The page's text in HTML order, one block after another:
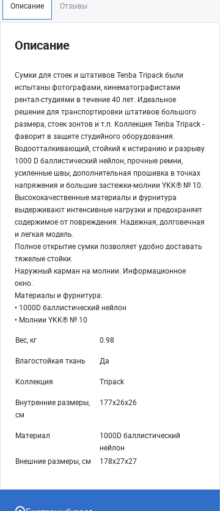
Описание Отзывы
Описание
Сумки для стоек и штативов Tenba Tripack были
испытаны фотографами, кинематографистами
рентал-студиями в течение 40 лет. Идеальное
решение для транспортировки штативов большого
размера, стоек зонтов и т.п. Коллекция Tenba Tripack -
фаворит в защите студийного оборудования.
Водоотталкивающий, стойкий к истиранию и разрыву
1000 D баллистический нейлон, прочные ремни,
усиленные швы, дополнительная прошивка в точках
напряжения и большие застежки-молнии YKK® № 10.
Высококачественные материалы и фурнитура
выдерживают интенсивные нагрузки и предохраняет
содержимое от повреждения. Надежная, долговечная
и легкая модель.
Полное открытие сумки позволяет удобно доставать
тяжелые стойки.
Наружный карман на молнии. Информационное
окно.
Материалы и фурнитура:
• 1000D баллистический нейлон
• Молнии YKK® № 10
Вес, кг 0.98
Влагостойкая ткань Да
Коллекция Tripack
Внутренние размеры,
см
177х26х26
Материал
1000D баллистический
нейлон
Внешние размеры, см
178х27х27